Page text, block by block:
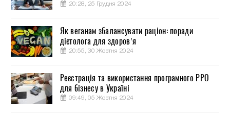
20:28, 25 Грудня 2024
Як веганам збалансувати раціон: поради
дієтолога для здоров’я
20:55, 30 Жовтня 2024
Реєстрація та використання програмного РРО
для бізнесу в Україні
09:49, 05 Жовтня 2024